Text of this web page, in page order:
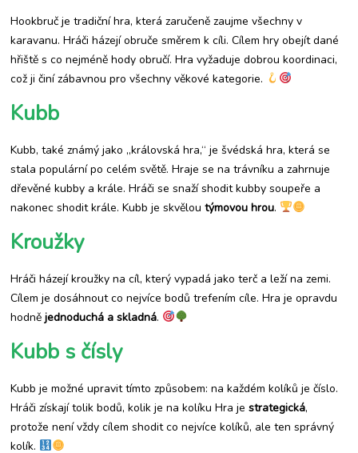
Hookbruč je tradiční hra, která zaručeně zaujme všechny v
karavanu. Hráči házejí obruče směrem k cíli. Cílem hry obejít dané
hřiště s co nejméně hody obručí. Hra vyžaduje dobrou koordinaci,
což ji činí zábavnou pro všechny věkové kategorie.
Kubb
Kubb, také známý jako „královská hra,“ je švédská hra, která se
stala populární po celém světě. Hraje se na trávníku a zahrnuje
dřevěné kubby a krále. Hráči se snaží shodit kubby soupeře a
nakonec shodit krále. Kubb je skvěloutýmovou hrou.
Kroužky
Hráči házejí kroužky na cíl, který vypadá jako terč a leží na zemi.
Cílem je dosáhnout co nejvíce bodů trefením cíle. Hra je opravdu
hodnějednoduchá a skladná.
Kubb s čísly
Kubb je možné upravit tímto způsobem: na každém kolíků je číslo.
Hráči získají tolik bodů, kolik je na kolíku Hra jestrategická,
protože není vždy cílem shodit co nejvíce kolíků, ale ten správný
kolík.